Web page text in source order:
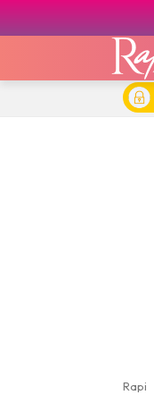
Rapi